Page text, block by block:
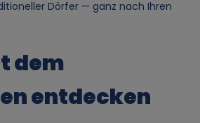
Dörfer — ganz nach Ihren
dem
entdecken